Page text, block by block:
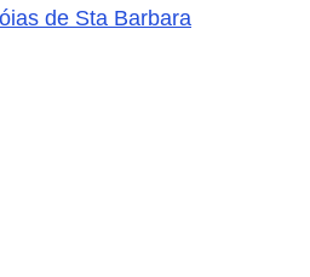
de Sta Barbara